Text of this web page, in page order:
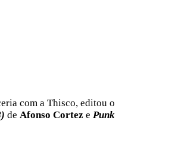
com a Thisco, editou o
de Afonso Cortez e Punk